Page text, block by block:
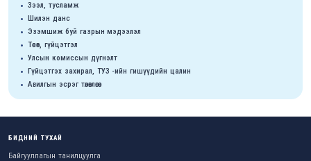
Зээл, тусламж
Шилэн данс
Эзэмшиж буй газрын мэдээлэл
Төсөв, гүйцэтгэл
Улсын комиссын дүгнэлт
Гүйцэтгэх захирал, ТУЗ -ийн гишүүдийн цалин
Авилгын эсрэг төлөвлөгөө
БИДНИЙ ТУХАЙ
Байгууллагын танилцуулга